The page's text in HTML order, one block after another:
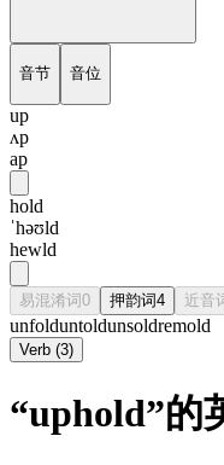
音节 音位
up
ʌp
ap
hold
ˈhəʊld
hewld
易混淆词0 押韵词4 近音
unfolduntoldunsoldremold
Verb (3)
“uphold”的